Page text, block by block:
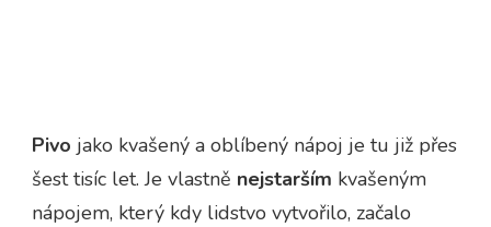
Pivo jako kvašený a oblíbený nápoj je tu již přes
šest tisíc let. Je vlastně nejstarším kvašeným
nápojem, který kdy lidstvo vytvořilo, začalo